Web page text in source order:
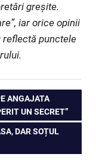
greșite.
iar orice opinii
punctele
ANGAJATA
UN SECRET”
DAR SOȚUL